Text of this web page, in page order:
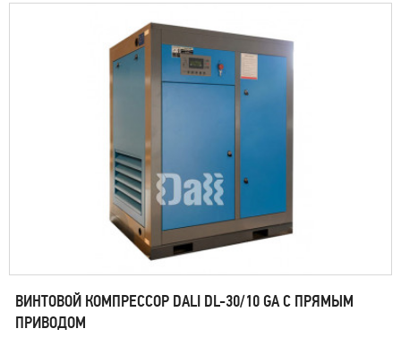
ВИНТОВОЙ КОМПРЕССОР DALI DL-30/10 GA С ПРЯМЫМ
ПРИВОДОМ